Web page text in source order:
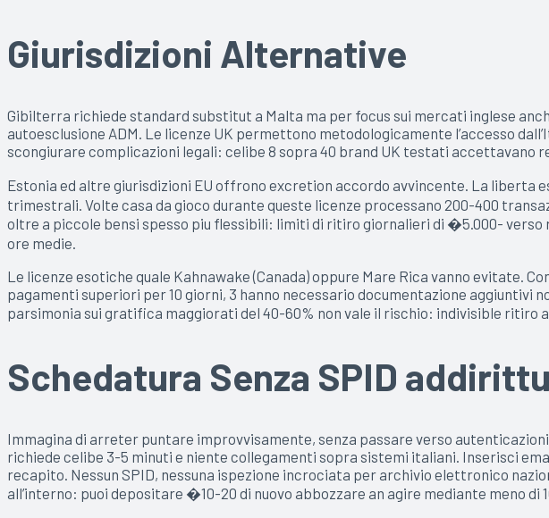
Giurisdizioni Alternative
Gibilterra richiede standard substitut a Malta ma per focus sui mercati inglese
autoesclusione ADM. Le licenze UK permettono metodologicamente l’accesso
scongiurare complicazioni legali: celibe 8 sopra 40 brand UK testati accettavano
Estonia ed altre giurisdizioni EU offrono excretion accordo avvincente. La
trimestrali. Volte casa da gioco durante queste licenze processano 200-400
oltre a piccole bensi spesso piu flessibili: limiti di ritiro giornalieri di �5.000-
ore medie.
Le licenze esotiche quale Kahnawake (Canada) oppure Mare Rica vanno evitate.
pagamenti superiori per 10 giorni, 3 hanno necessario documentazione
parsimonia sui gratifica maggiorati del 40-60% non vale il rischio: indivisible
Schedatura Senza SPID
Immagina di arreter puntare improvvisamente, senza passare verso
richiede celibe 3-5 minuti e niente collegamenti sopra sistemi italiani. Inserisci
recapito. Nessun SPID, nessuna ispezione incrociata per archivio elettronico
all’interno: puoi depositare �10-20 di nuovo abbozzare an agire mediante meno di